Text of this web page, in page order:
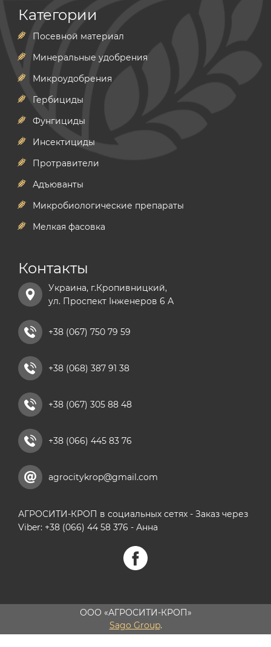
Категории
Посевной материал
Минеральные удобрения
Микроудобрения
Гербициды
Фунгициды
Инсектициды
Протравители
Адъюванты
Микробиологические препараты
Мелкая фасовка
Контакты
Украина, г.Кропивницкий,
ул. Проспект Інженеров 6 А
+38 (067) 750 79 59
+38 (068) 387 91 38
+38 (067) 305 88 48
+38 (066) 445 83 76
agrocitykrop@gmail.com
АГРОСИТИ-КРОП в социальных сетях - Заказ через
Viber: +38 (066) 44 58 376 - Анна
ООО «АГРОСИТИ-КРОП»
Sago Group.